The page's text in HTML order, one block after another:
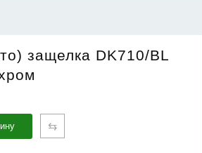
защелка DK710/BL
⇆